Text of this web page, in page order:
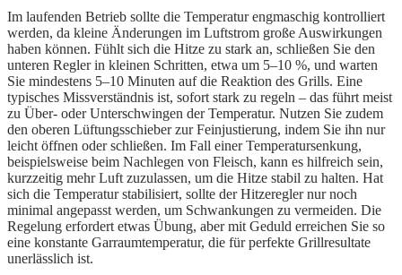
Im laufenden Betrieb sollte die Temperatur engmaschig kontrolliert
werden, da kleine Änderungen im Luftstrom große Auswirkungen
haben können. Fühlt sich die Hitze zu stark an, schließen Sie den
unteren Regler in kleinen Schritten, etwa um 5–10 %, und warten
Sie mindestens 5–10 Minuten auf die Reaktion des Grills. Eine
typisches Missverständnis ist, sofort stark zu regeln – das führt meist
zu Über- oder Unterschwingen der Temperatur. Nutzen Sie zudem
den oberen Lüftungsschieber zur Feinjustierung, indem Sie ihn nur
leicht öffnen oder schließen. Im Fall einer Temperatursenkung,
beispielsweise beim Nachlegen von Fleisch, kann es hilfreich sein,
kurzzeitig mehr Luft zuzulassen, um die Hitze stabil zu halten. Hat
sich die Temperatur stabilisiert, sollte der Hitzeregler nur noch
minimal angepasst werden, um Schwankungen zu vermeiden. Die
Regelung erfordert etwas Übung, aber mit Geduld erreichen Sie so
eine konstante Garraumtemperatur, die für perfekte Grillresultate
unerlässlich ist.